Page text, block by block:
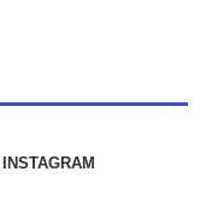
INSTAGRAM